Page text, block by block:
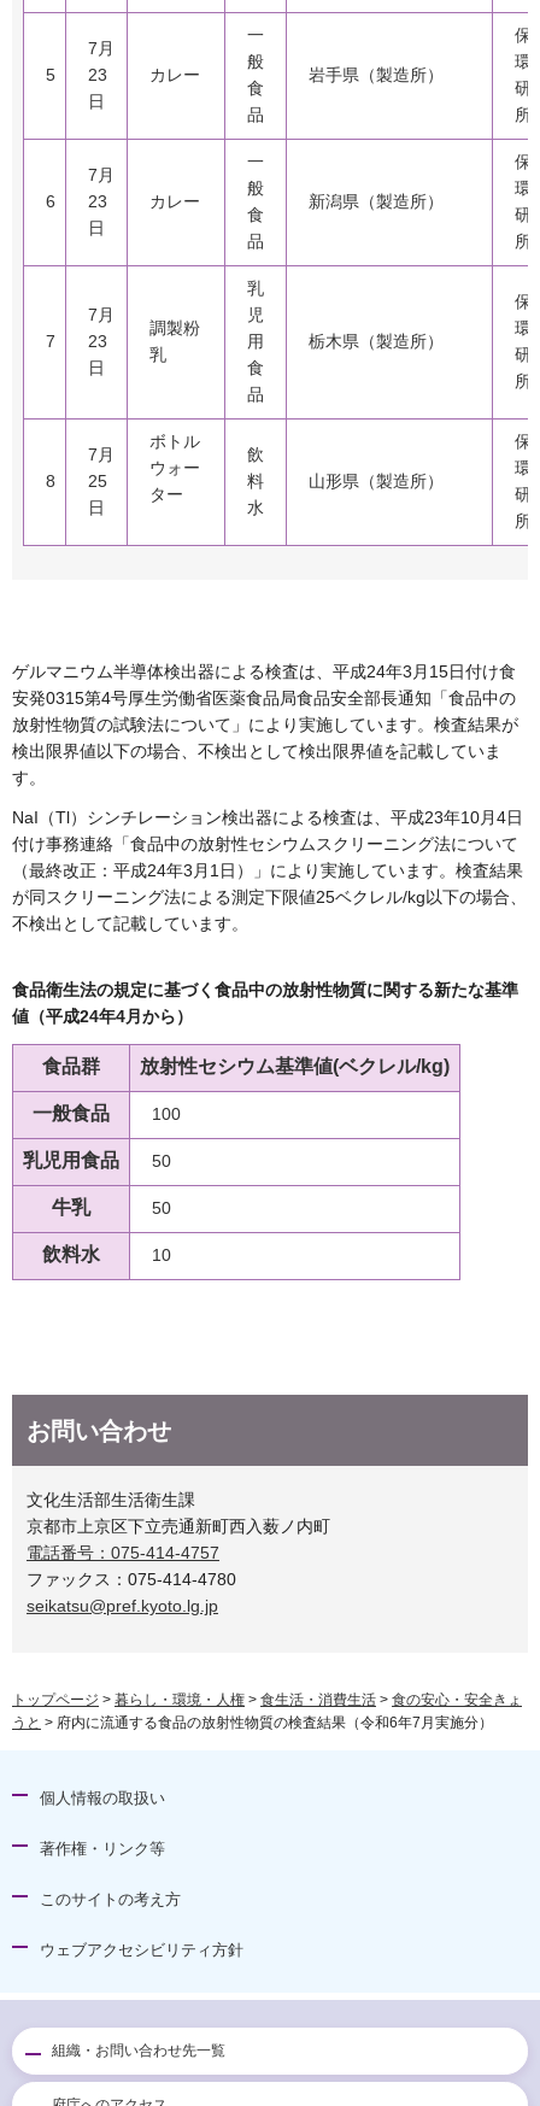
5
7月
23
日
カレー
一
般
食
品
岩手県（製造所）
保
環
研
所
6
7月
23
日
カレー
一
般
食
品
新潟県（製造所）
保
環
研
所
7
7月
23
日
調製粉
乳
乳
児
用
食
品
栃木県（製造所）
保
環
研
所
8
7月
25
日
ボトル
ウォー
ター
飲
料
水
山形県（製造所）
保
環
研
所
ゲルマニウム半導体検出器による検査は、平成24年3月15日付け食
安発0315第4号厚生労働省医薬食品局食品安全部長通知「食品中の
放射性物質の試験法について」により実施しています。検査結果が
検出限界値以下の場合、不検出として検出限界値を記載していま
す。
NaI（Tl）シンチレーション検出器による検査は、平成23年10月4日
付け事務連絡「食品中の放射性セシウムスクリーニング法について
（最終改正：平成24年3月1日）」により実施しています。検査結果
が同スクリーニング法による測定下限値25ベクレル/kg以下の場合、
不検出として記載しています。
食品衛生法の規定に基づく食品中の放射性物質に関する新たな基準
値（平成24年4月から）
食品群 放射性セシウム基準値(ベクレル/kg)
一般食品 100
乳児用食品 50
牛乳 50
飲料水 10
お問い合わせ
文化生活部生活衛生課
京都市上京区下立売通新町西入薮ノ内町
電話番号：075-414-4757
ファックス：075-414-4780
seikatsu@pref.kyoto.lg.jp
トップページ > 暮らし・環境・人権 > 食生活・消費生活 > 食の安心・安全きょ
うと > 府内に流通する食品の放射性物質の検査結果（令和6年7月実施分）
個人情報の取扱い
著作権・リンク等
このサイトの考え方
ウェブアクセシビリティ方針
組織・お問い合わせ先一覧